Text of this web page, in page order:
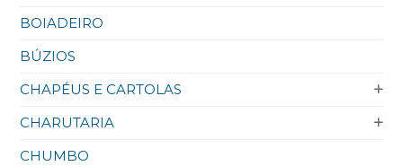
BOIADEIRO
BÚZIOS
CHAPÉUS E CARTOLAS
CHARUTARIA
CHUMBO